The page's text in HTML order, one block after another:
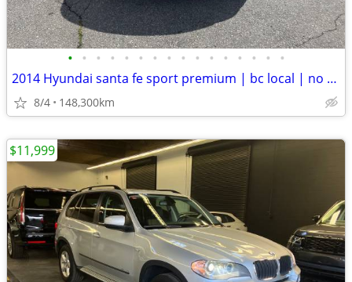
• • • • • • • • • • • • • • • •
2014 Hyundai santa fe sport premium | bc local | no accident | clean
8/4 148,300km
$11,999